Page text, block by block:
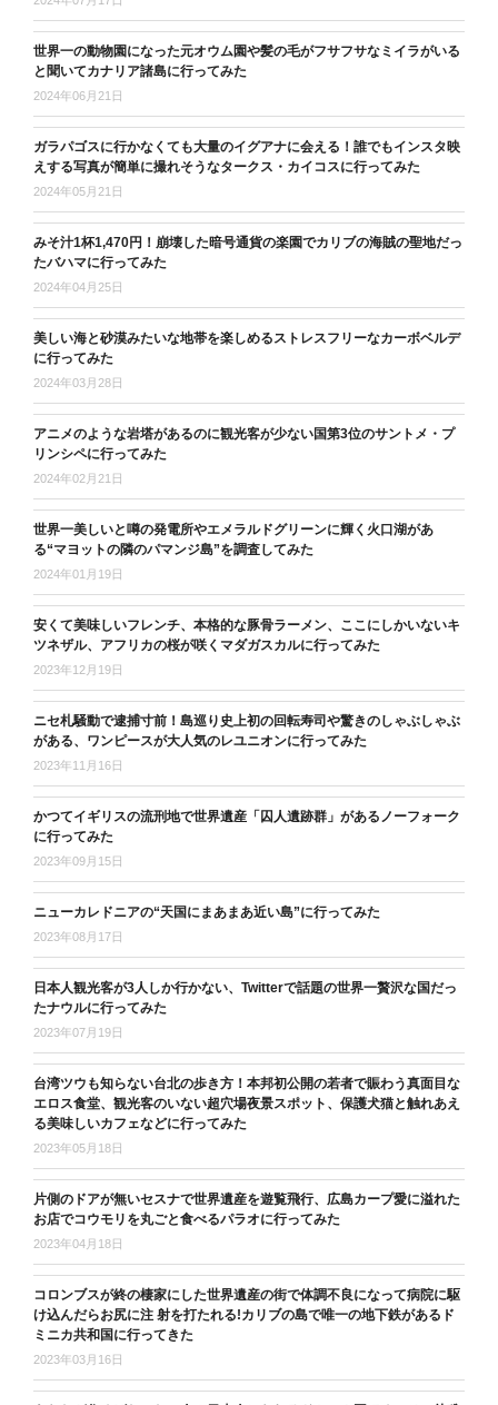
世界一の動物園になった元オウム園や髪の毛がフサフサなミイラがいる
と聞いてカナリア諸島に行ってみた
2024年06月21日
ガラパゴスに行かなくても大量のイグアナに会える！誰でもインスタ映
えする写真が簡単に撮れそうなタークス・カイコスに行ってみた
2024年05月21日
みそ汁1杯1,470円！崩壊した暗号通貨の楽園でカリブの海賊の聖地だっ
たバハマに行ってみた
2024年04月25日
美しい海と砂漠みたいな地帯を楽しめるストレスフリーなカーボベルデ
に行ってみた
2024年03月28日
アニメのような岩塔があるのに観光客が少ない国第3位のサントメ・プ
リンシペに行ってみた
2024年02月21日
世界一美しいと噂の発電所やエメラルドグリーンに輝く火口湖があ
る“マヨットの隣のパマンジ島”を調査してみた
2024年01月19日
安くて美味しいフレンチ、本格的な豚骨ラーメン、ここにしかいないキ
ツネザル、アフリカの桜が咲くマダガスカルに行ってみた
2023年12月19日
ニセ札騒動で逮捕寸前！島巡り史上初の回転寿司や驚きのしゃぶしゃぶ
がある、ワンピースが大人気のレユニオンに行ってみた
2023年11月16日
かつてイギリスの流刑地で世界遺産「囚人遺跡群」があるノーフォーク
に行ってみた
2023年09月15日
ニューカレドニアの“天国にまあまあ近い島”に行ってみた
2023年08月17日
日本人観光客が3人しか行かない、Twitterで話題の世界一贅沢な国だっ
たナウルに行ってみた
2023年07月19日
台湾ツウも知らない台北の歩き方！本邦初公開の若者で賑わう真面目な
エロス食堂、観光客のいない超穴場夜景スポット、保護犬猫と触れあえ
る美味しいカフェなどに行ってみた
2023年05月18日
片側のドアが無いセスナで世界遺産を遊覧飛行、広島カープ愛に溢れた
お店でコウモリを丸ごと食べるパラオに行ってみた
2023年04月18日
コロンブスが終の棲家にした世界遺産の街で体調不良になって病院に駆
け込んだらお尻に注 射を打たれる!カリブの島で唯一の地下鉄があるド
ミニカ共和国に行ってきた
2023年03月16日